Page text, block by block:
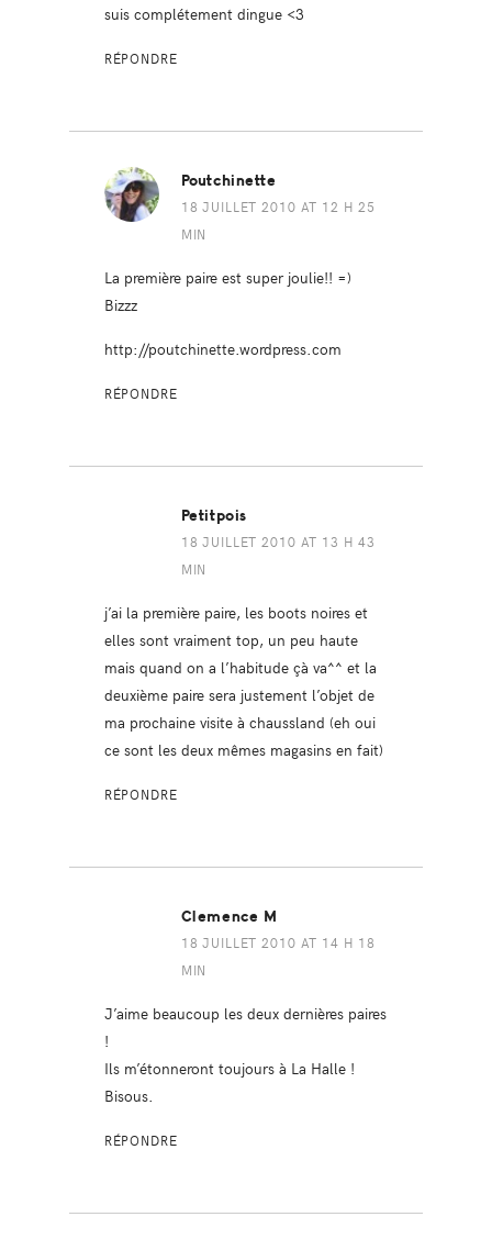
suis complétement dingue <3
RÉPONDRE
Poutchinette
18 JUILLET 2010 AT 12 H 25
MIN
La première paire est super joulie!! =)
Bizzz
http://poutchinette.wordpress.com
RÉPONDRE
Petitpois
18 JUILLET 2010 AT 13 H 43
MIN
j’ai la première paire, les boots noires et
elles sont vraiment top, un peu haute
mais quand on a l’habitude çà va^^ et la
deuxième paire sera justement l’objet de
ma prochaine visite à chaussland (eh oui
ce sont les deux mêmes magasins en fait)
RÉPONDRE
Clemence M
18 JUILLET 2010 AT 14 H 18
MIN
J’aime beaucoup les deux dernières paires
!
Ils m’étonneront toujours à La Halle !
Bisous.
RÉPONDRE